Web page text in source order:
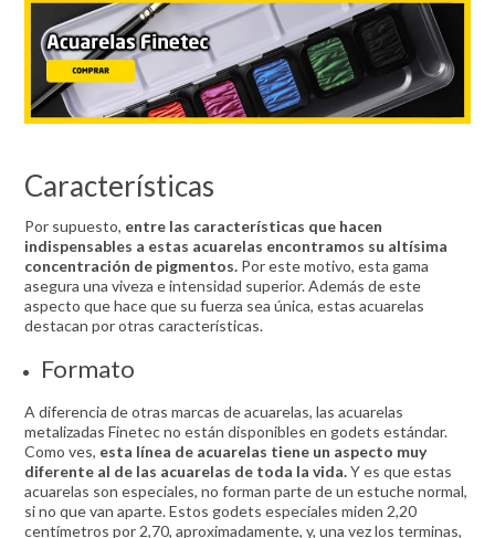
Características
Por supuesto, entre las características que hacen
indispensables a estas acuarelas encontramos su altísima
concentración de pigmentos. Por este motivo, esta gama
asegura una viveza e intensidad superior. Además de este
aspecto que hace que su fuerza sea única, estas acuarelas
destacan por otras características.
Formato
A diferencia de otras marcas de acuarelas, las acuarelas
metalizadas Finetec no están disponibles en godets estándar.
Como ves, esta línea de acuarelas tiene un aspecto muy
diferente al de las acuarelas de toda la vida.Y es que estas
acuarelas son especiales, no forman parte de un estuche normal,
si no que van aparte. Estos godets especiales miden 2,20
centímetros por 2,70, aproximadamente, y, una vez los terminas,